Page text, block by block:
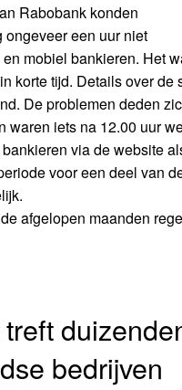
Rabobank konden
een uur niet
mobiel bankieren. Het
korte tijd. Details over de
De problemen deden
waren iets na 12.00 uur
via de website
voor een deel van
afgelopen maanden
bedrijven